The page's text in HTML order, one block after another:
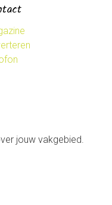
jouw vakgebied.